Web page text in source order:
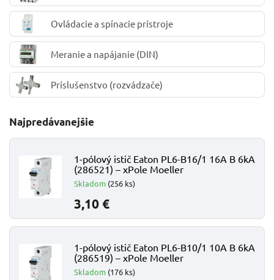
Ovládacie a spínacie prístroje
Meranie a napájanie (DIN)
Príslušenstvo (rozvádzače)
Najpredávanejšie
1-pólový istič Eaton PL6-B16/1 16A B 6kA
(286521) – xPole Moeller
Skladom (256 ks)
3,10 €
1-pólový istič Eaton PL6-B10/1 10A B 6kA
(286519) – xPole Moeller
Skladom (176 ks)